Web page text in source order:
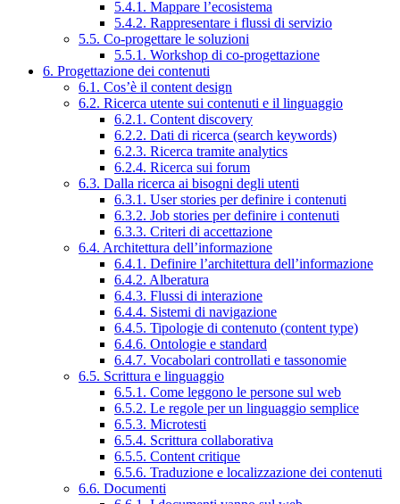
5.4.1. Mappare l’ecosistema
5.4.2. Rappresentare i flussi di servizio
5.5. Co-progettare le soluzioni
5.5.1. Workshop di co-progettazione
6. Progettazione dei contenuti
6.1. Cos’è il content design
6.2. Ricerca utente sui contenuti e il linguaggio
6.2.1. Content discovery
6.2.2. Dati di ricerca (search keywords)
6.2.3. Ricerca tramite analytics
6.2.4. Ricerca sui forum
6.3. Dalla ricerca ai bisogni degli utenti
6.3.1. User stories per definire i contenuti
6.3.2. Job stories per definire i contenuti
6.3.3. Criteri di accettazione
6.4. Architettura dell’informazione
6.4.1. Definire l’architettura dell’informazione
6.4.2. Alberatura
6.4.3. Flussi di interazione
6.4.4. Sistemi di navigazione
6.4.5. Tipologie di contenuto (content type)
6.4.6. Ontologie e standard
6.4.7. Vocabolari controllati e tassonomie
6.5. Scrittura e linguaggio
6.5.1. Come leggono le persone sul web
6.5.2. Le regole per un linguaggio semplice
6.5.3. Microtesti
6.5.4. Scrittura collaborativa
6.5.5. Content critique
6.5.6. Traduzione e localizzazione dei contenuti
6.6. Documenti